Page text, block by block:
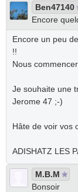
Ben47140
Encore
Encore un peu
!!
Nous
Je souhaite une
Jerome 47 ;-)
Hâte de voir vos
ADISHATZ LES
M.B.M
Bonsoir